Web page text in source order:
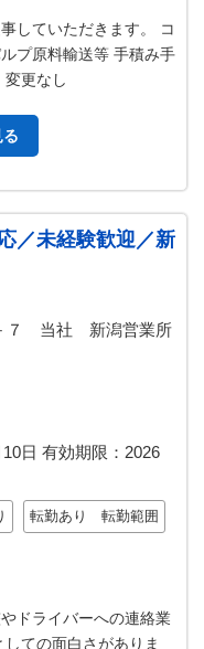
していただきます。 コ
プ原料輸送等 手積み手
更なし
／未経験歓迎／新
７ 当社 新潟営業所
日 有効期限： 2026
転勤あり 転勤範囲
ドライバーへの連絡業
ての面白さがありま